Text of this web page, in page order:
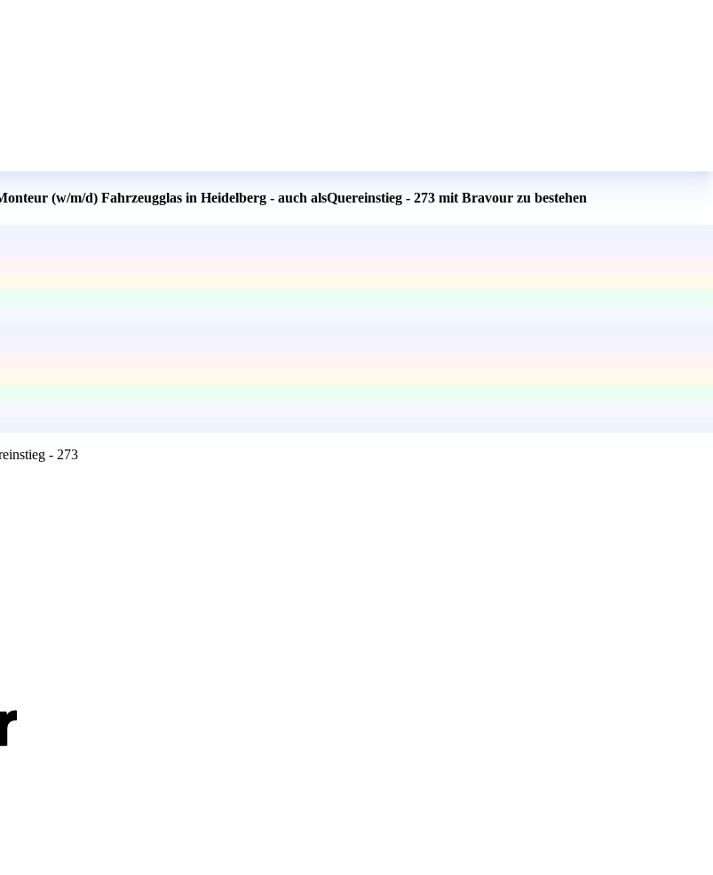
(w/m/d) Fahrzeugglas in Heidelberg - auch alsQuereinstieg - 273 mit Bravour zu bestehen
- 273